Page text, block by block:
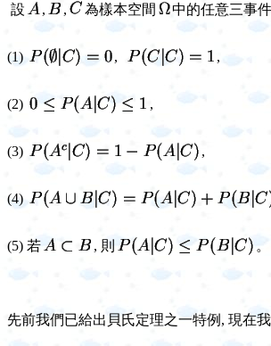
設 , , 為樣本空間 中的任意三事
(1) , ,
(2) ,
(3) ,
(4)
(5) 若 , 則 。
先前我們已給出貝氏定理之一特例, 現在